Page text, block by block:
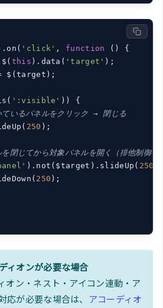
'click' , function ( ) {
this ).data( 'target' );
$(target);
':visible' )) {
いるパネルをクリック → 閉じる
250 );
閉じてから対象パネルを開く（排他制御）
).not($target).slideUp( 250
250 );
ィオンが必要な場合
オン・ネスト・アイコン連動・ア
応が必要な場合は、
アコーディオ